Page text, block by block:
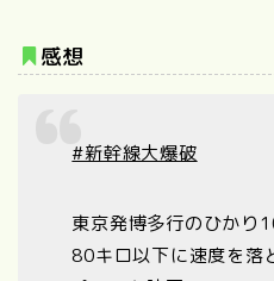
感想
#新幹線大爆破
東京発博多行のひかり
80キロ以下に速度を落